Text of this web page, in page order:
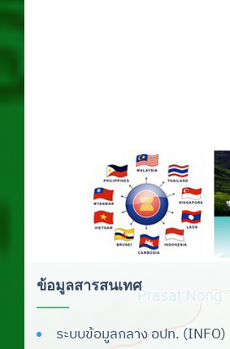
เครื่องหมายราชการของจั
ระบบสารสนเทศ
ระบบสารบรรณ
ระบบเบี้ยยังชีพ
ระบบสารสนเทศทางการศึ
ข้อมูลสารสนเทศ
ระบบข้อมูลกลาง อปท. (INFO)